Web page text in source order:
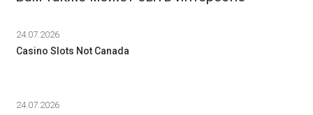
24.07.2026
Casino Slots Not Canada
24.07.2026